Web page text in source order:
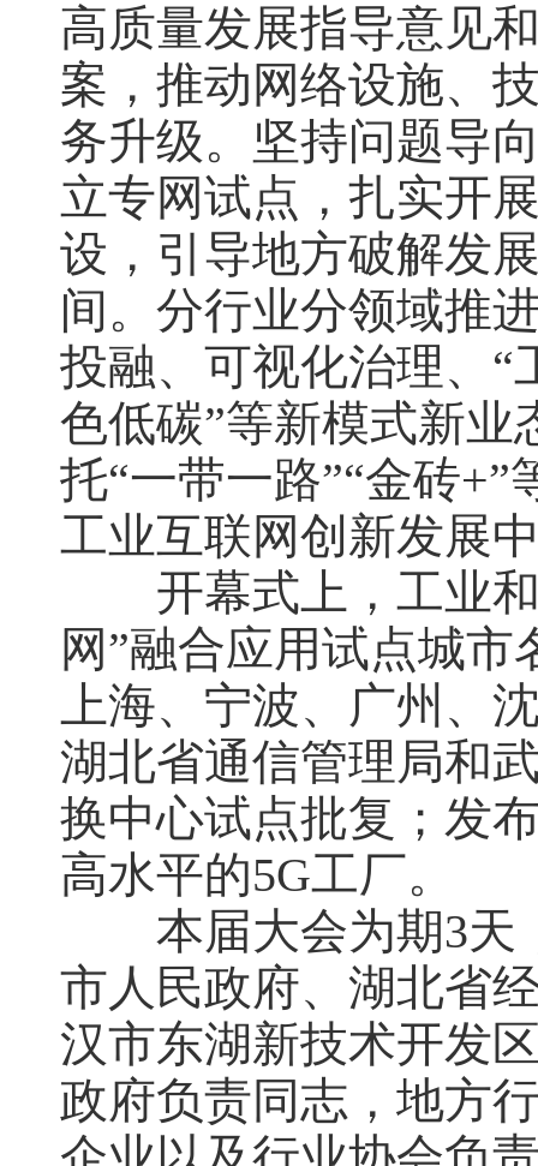
高质量发展指导意见
案，推动网络设施、
务升级。坚持问题导
立专网试点，扎实开
设，引导地方破解发
间。分行业分领域推
投融、可视化治理、“
色低碳”等新模式新
托“一带一路”“金砖
工业互联网创新发展
开幕式上，工业和
网”融合应用试点城
上海、宁波、广州、
湖北省通信管理局和
换中心试点批复；发
高水平的5G工厂。
本届大会为期3天
市人民政府、湖北省
汉市东湖新技术开发
政府负责同志，地方